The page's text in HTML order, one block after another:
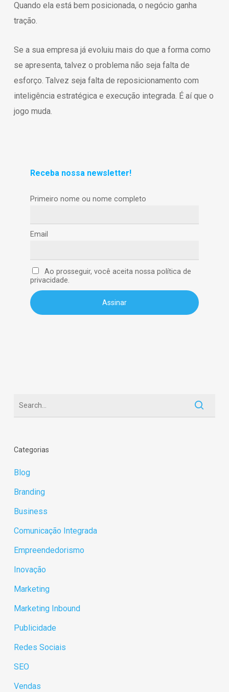
Quando ela está bem posicionada, o negócio ganha
tração.
Se a sua empresa já evoluiu mais do que a forma como
se apresenta, talvez o problema não seja falta de
esforço. Talvez seja falta de reposicionamento com
inteligência estratégica e execução integrada. É aí que o
jogo muda.
Receba nossa newsletter!
Primeiro nome ou nome completo
Email
Ao prosseguir, você aceita nossa política de
privacidade.
Categorias
Blog
Branding
Business
Comunicação Integrada
Empreendedorismo
Inovação
Marketing
Marketing Inbound
Publicidade
Redes Sociais
SEO
Vendas